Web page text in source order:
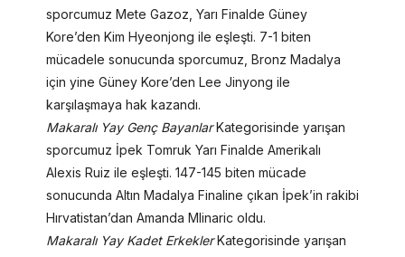
sporcumuz Mete Gazoz, Yarı Finalde Güney
Kore’den Kim Hyeonjong ile eşleşti. 7-1 biten
mücadele sonucunda sporcumuz, Bronz Madalya
için yine Güney Kore’den Lee Jinyong ile
karşılaşmaya hak kazandı.
Makaralı Yay Genç BayanlarKategorisinde yarışan
sporcumuz İpek Tomruk Yarı Finalde Amerikalı
Alexis Ruiz ile eşleşti. 147-145 biten mücade
sonucunda Altın Madalya Finaline çıkan İpek’in rakibi
Hırvatistan’dan Amanda Mlinaric oldu.
Makaralı Yay Kadet ErkeklerKategorisinde yarışan